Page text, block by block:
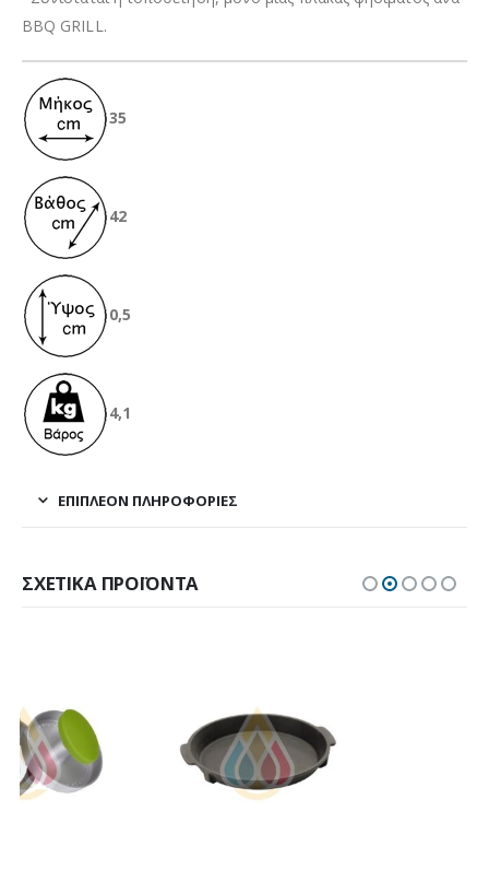
BBQ GRILL.
35
42
0,5
4,1
ΕΠΙΠΛΈΟΝ ΠΛΗΡΟΦΟΡΊΕΣ
ΣΧΕΤΙΚΆ ΠΡΟΪΌΝΤΑ